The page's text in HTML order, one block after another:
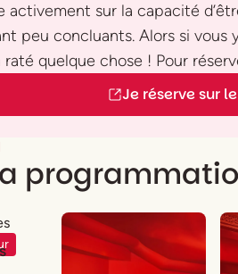
activement sur la capacité
peu concluants. Alors si
raté quelque chose ! Pour
Je réserve sur